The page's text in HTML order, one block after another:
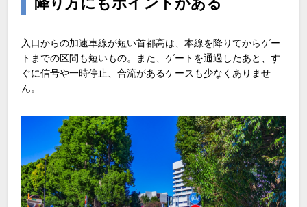
入口からの加速車線が短い首都高は、本線を降りてからゲー
トまでの区間も短いもの。また、ゲートを通過したあと、す
ぐに信号や一時停止、合流があるケースも少なくありませ
ん。